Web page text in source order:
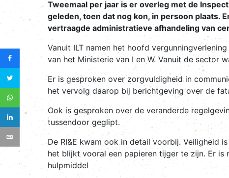
Tweemaal per jaar is er overleg met de
geleden, toen dat nog kon, in persoon plaats.
vertraagde administratieve afhandeling van
Vanuit ILT namen het hoofd
van het Ministerie van I en W. Vanuit de sector
Er is gesproken over zorgvuldigheid in
het vervolg daarop bij berichtgeving over de
Ook is gesproken over de veranderde
tussendoor geglipt.
De RI&E kwam ook in detail voorbij. Veiligheid
het blijkt vooral een papieren tijger te zijn. Er is
hulpmiddel